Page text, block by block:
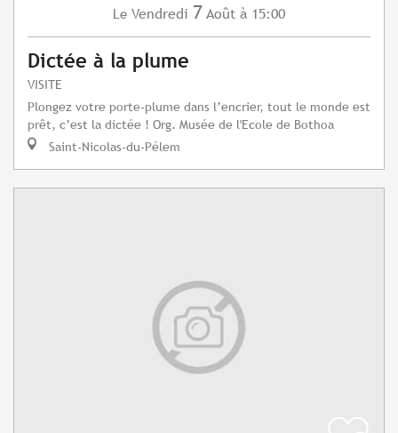
Le Vendredi 7 Août à 15:00
Dictée à la plume
VISITE
Plongez votre porte-plume dans l’encrier, tout le monde est
prêt, c’est la dictée ! Org. Musée de l'Ecole de Bothoa
Saint-Nicolas-du-Pélem